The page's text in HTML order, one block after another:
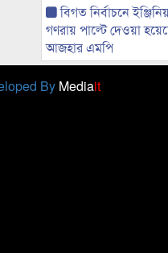
বিগত নির্বাচনে
গণরায় পাল্টে দেওয়া
আজহার এমপি
By Mediait